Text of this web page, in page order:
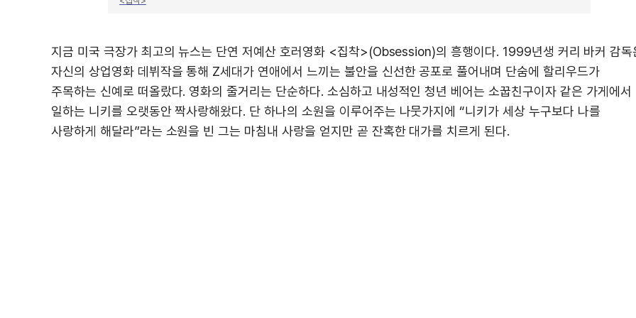
지금 미국 극장가 최고의 뉴스는 단연 저예산 호러영화 <집착>(Obsession)의 흥행이다. 1999년생 커리 바커 감독
자신의 상업영화 데뷔작을 통해 Z세대가 연애에서 느끼는 불안을 신선한 공포로 풀어내며 단숨에 할리우드가
주목하는 신예로 떠올랐다. 영화의 줄거리는 단순하다. 소심하고 내성적인 청년 베어는 소꿉친구이자 같은 가게에서
일하는 니키를 오랫동안 짝사랑해왔다. 단 하나의 소원을 이루어주는 나뭇가지에 “니키가 세상 누구보다 나를
사랑하게 해달라”라는 소원을 빈 그는 마침내 사랑을 얻지만 곧 잔혹한 대가를 치르게 된다.